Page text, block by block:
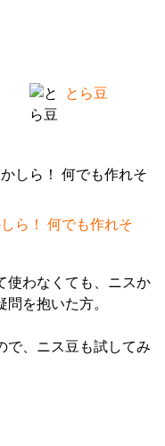
とら豆
ら！ 何でも作れそ
使わなくても、ニスか
を抱いた方。
で、ニス豆も試してみ